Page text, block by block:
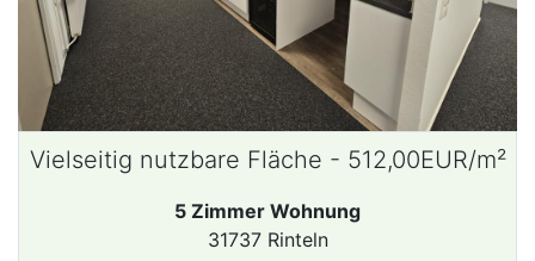
Vielseitig nutzbare Fläche - 512,00EUR/m²
5 Zimmer Wohnung
31737 Rinteln